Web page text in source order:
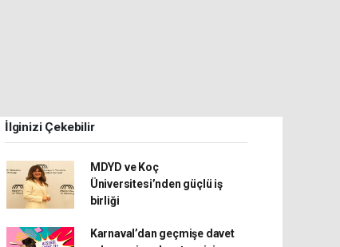
İlginizi Çekebilir
MDYD ve Koç
Üniversitesi’nden güçlü iş
birliği
Karnaval’dan geçmişe davet